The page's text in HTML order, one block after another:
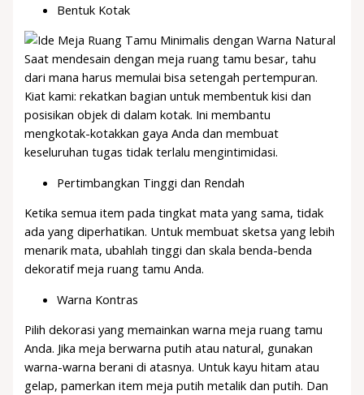
Bentuk Kotak
Saat mendesain dengan meja ruang tamu besar, tahu
dari mana harus memulai bisa setengah pertempuran.
Kiat kami: rekatkan bagian untuk membentuk kisi dan
posisikan objek di dalam kotak. Ini membantu
mengkotak-kotakkan gaya Anda dan membuat
keseluruhan tugas tidak terlalu mengintimidasi.
Pertimbangkan Tinggi dan Rendah
Ketika semua item pada tingkat mata yang sama, tidak
ada yang diperhatikan. Untuk membuat sketsa yang lebih
menarik mata, ubahlah tinggi dan skala benda-benda
dekoratif meja ruang tamu Anda.
Warna Kontras
Pilih dekorasi yang memainkan warna meja ruang tamu
Anda. Jika meja berwarna putih atau natural, gunakan
warna-warna berani di atasnya. Untuk kayu hitam atau
gelap, pamerkan item meja putih metalik dan putih. Dan